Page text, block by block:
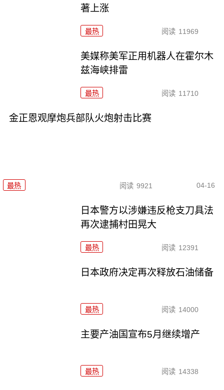
著上涨
最热 阅读 11969
美媒称美军正用机器人在霍尔木
兹海峡排雷
最热 阅读 11710
金正恩观摩炮兵部队火炮射击比赛
最热 阅读 9921 04-16
日本警方以涉嫌违反枪支刀具法
再次逮捕村田晃大
最热 阅读 12391
日本政府决定再次释放石油储备
最热 阅读 14000
主要产油国宣布5月继续增产
最热 阅读 14338